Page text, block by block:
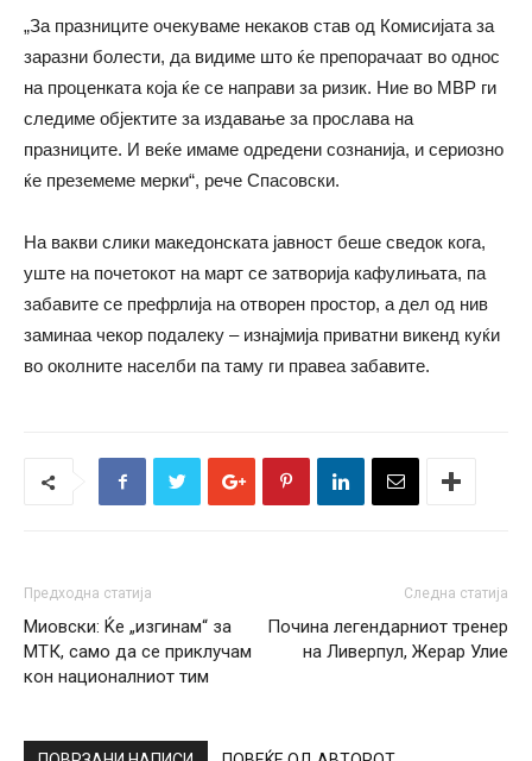
„За празниците очекуваме некаков став од Комисијата за
заразни болести, да видиме што ќе препорачаат во однос
на проценката која ќе се направи за ризик. Ние во МВР ги
следиме објектите за издавање за прослава на
празниците. И веќе имаме одредени сознанија, и сериозно
ќе преземеме мерки“, рече Спасовски.
На вакви слики македонската јавност беше сведок кога,
уште на почетокот на март се затворија кафулињата, па
забавите се префрлија на отворен простор, а дел од нив
заминаа чекор подалеку – изнајмија приватни викенд куќи
во околните населби па таму ги правеа забавите.
Предходна статија
Миовски: Ќе „изгинам“ за
МТК, само да се приклучам
кон националниот тим
Следна статија
Почина легендарниот тренер
на Ливерпул, Жерар Улие